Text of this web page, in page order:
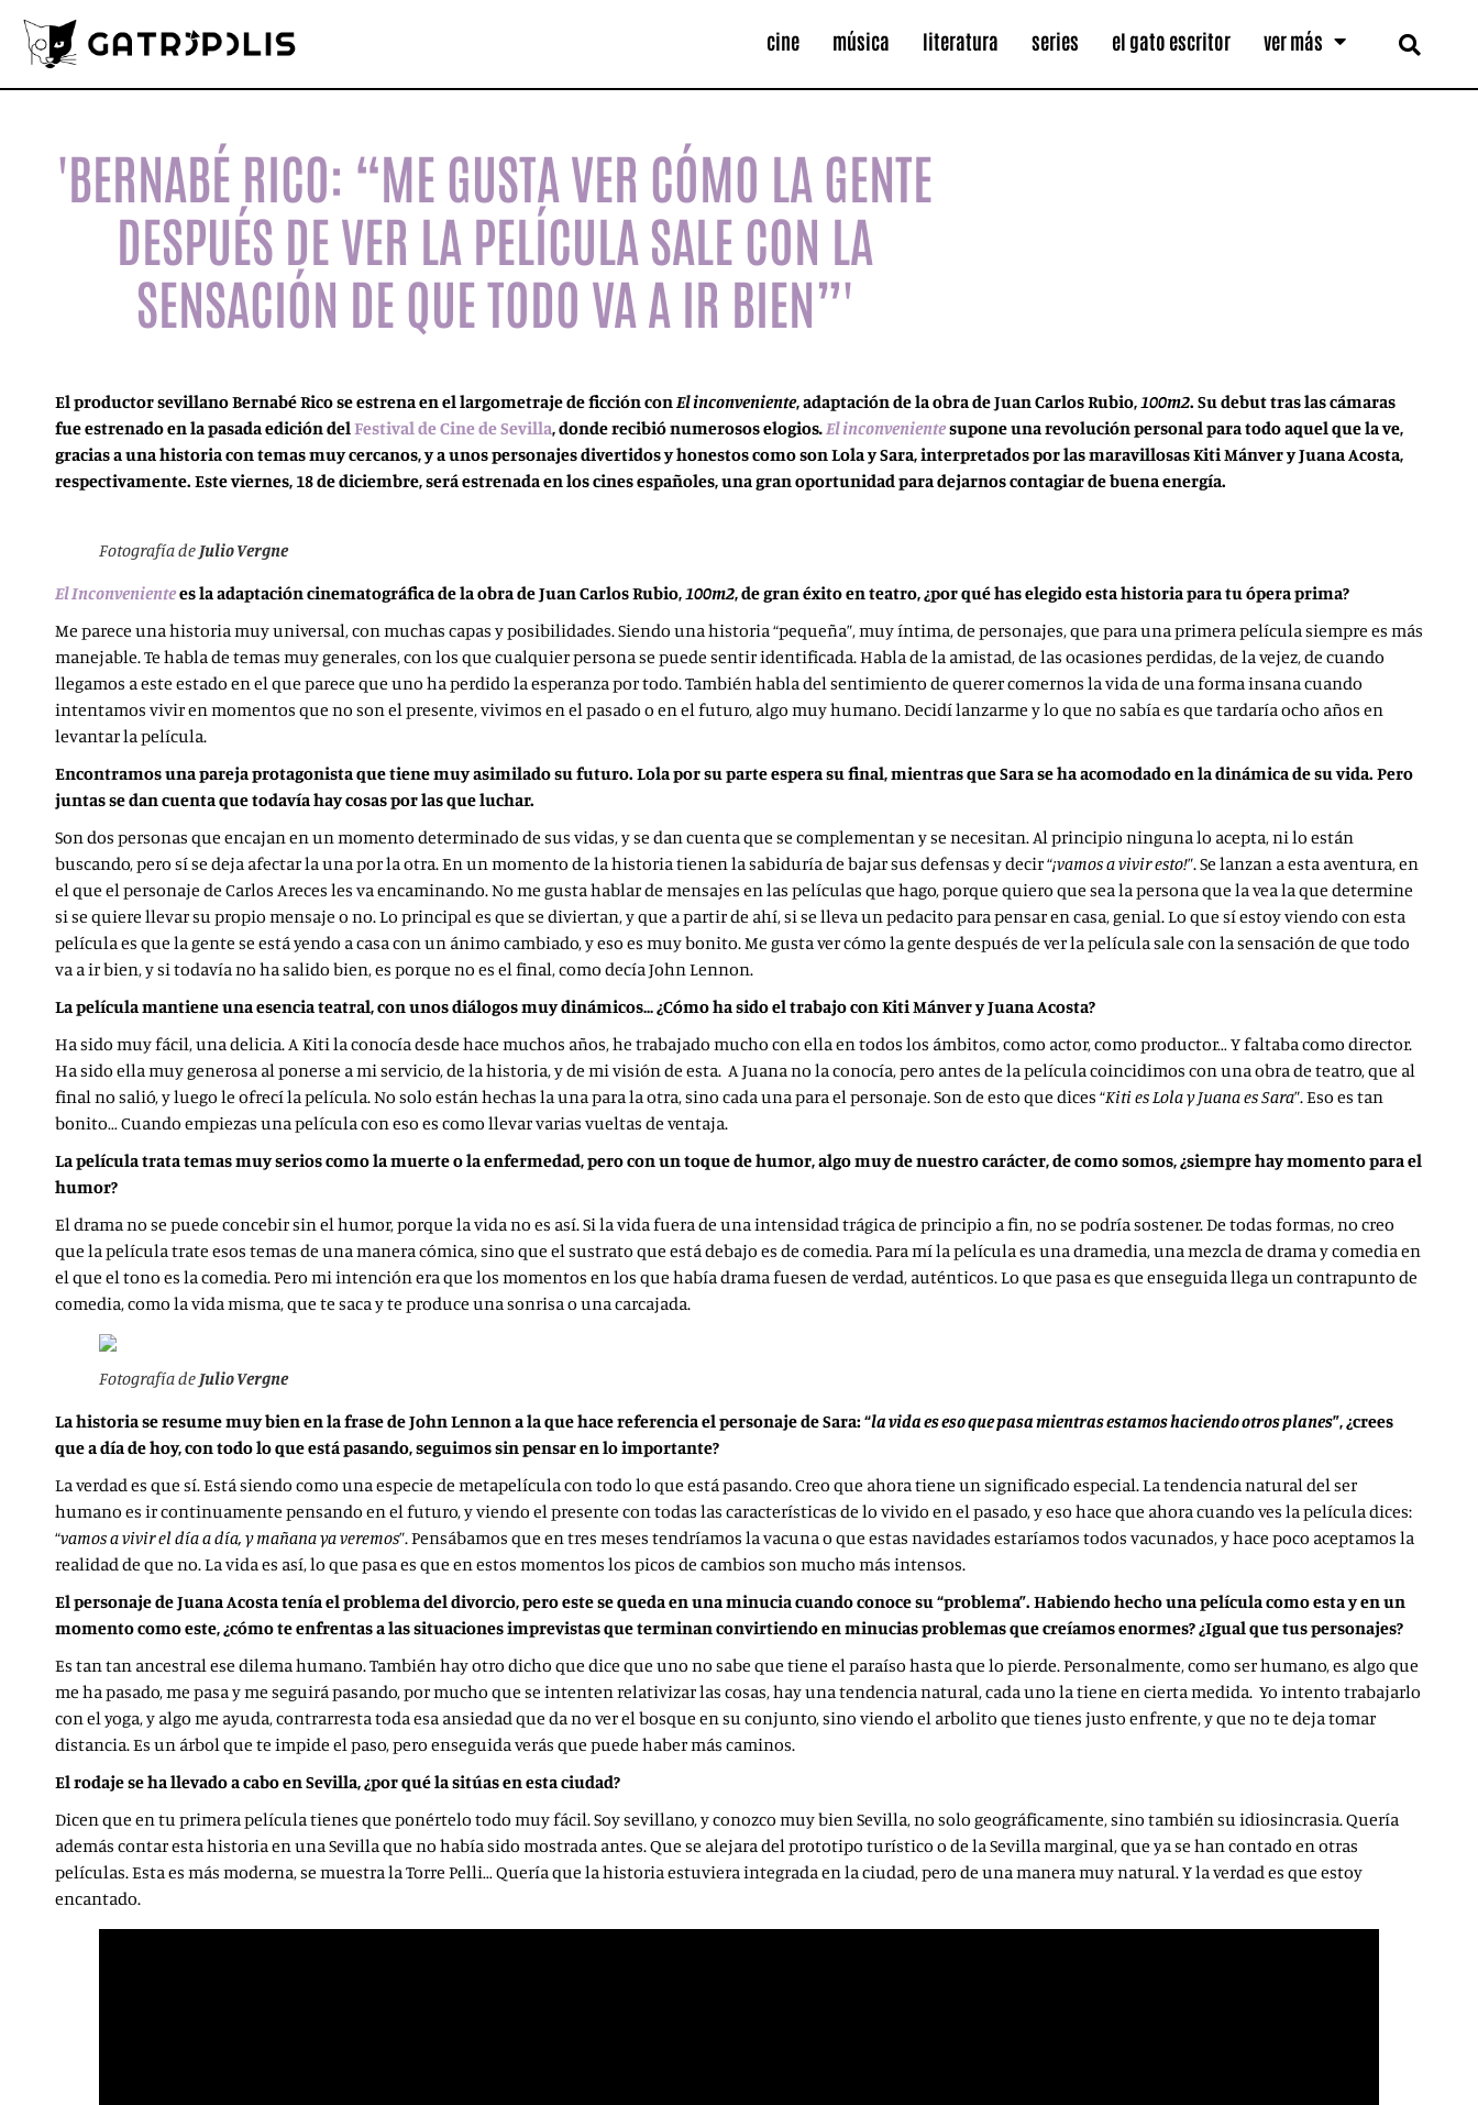
cine música literatura series el gato escritor ver más
'BERNABÉ RICO: “ME GUSTA VER CÓMO LA GENTE
DESPUÉS DE VER LA PELÍCULA SALE CON LA
SENSACIÓN DE QUE TODO VA A IR BIEN”'
El productor sevillano Bernabé Rico se estrena en el largometraje de ficción conEl inconveniente, adaptación de la obra de Juan Carlos Rubio,100m2. Su debut tras las cámaras
fue estrenado en la pasada edición delFestival de Cine de Sevilla, donde recibió numerosos elogios.El inconvenientesupone una revolución personal para todo aquel que la ve,
gracias a una historia con temas muy cercanos, y a unos personajes divertidos y honestos como son Lola y Sara, interpretados por las maravillosas Kiti Mánver y Juana Acosta,
respectivamente. Este viernes, 18 de diciembre, será estrenada en los cines españoles, una gran oportunidad para dejarnos contagiar de buena energía.
Fotografía de Julio Vergne
El Inconvenientees la adaptación cinematográfica de la obra de Juan Carlos Rubio,100m2, de gran éxito en teatro, ¿por qué has elegido esta historia para tu ópera prima?
Me parece una historia muy universal, con muchas capas y posibilidades. Siendo una historia “pequeña”, muy íntima, de personajes, que para una primera película siempre es más
manejable. Te habla de temas muy generales, con los que cualquier persona se puede sentir identificada. Habla de la amistad, de las ocasiones perdidas, de la vejez, de cuando
llegamos a este estado en el que parece que uno ha perdido la esperanza por todo. También habla del sentimiento de querer comernos la vida de una forma insana cuando
intentamos vivir en momentos que no son el presente, vivimos en el pasado o en el futuro, algo muy humano. Decidí lanzarme y lo que no sabía es que tardaría ocho años en
levantar la película.
Encontramos una pareja protagonista que tiene muy asimilado su futuro. Lola por su parte espera su final, mientras que Sara se ha acomodado en la dinámica de su vida. Pero
juntas se dan cuenta que todavía hay cosas por las que luchar.
Son dos personas que encajan en un momento determinado de sus vidas, y se dan cuenta que se complementan y se necesitan. Al principio ninguna lo acepta, ni lo están
buscando, pero sí se deja afectar la una por la otra. En un momento de la historia tienen la sabiduría de bajar sus defensas y decir “¡vamos a vivir esto!”. Se lanzan a esta aventura, en
el que el personaje de Carlos Areces les va encaminando. No me gusta hablar de mensajes en las películas que hago, porque quiero que sea la persona que la vea la que determine
si se quiere llevar su propio mensaje o no. Lo principal es que se diviertan, y que a partir de ahí, si se lleva un pedacito para pensar en casa, genial. Lo que sí estoy viendo con esta
película es que la gente se está yendo a casa con un ánimo cambiado, y eso es muy bonito. Me gusta ver cómo la gente después de ver la película sale con la sensación de que todo
va a ir bien, y si todavía no ha salido bien, es porque no es el final, como decía John Lennon.
La película mantiene una esencia teatral, con unos diálogos muy dinámicos… ¿Cómo ha sido el trabajo con Kiti Mánver y Juana Acosta?
Ha sido muy fácil, una delicia. A Kiti la conocía desde hace muchos años, he trabajado mucho con ella en todos los ámbitos, como actor, como productor… Y faltaba como director.
Ha sido ella muy generosa al ponerse a mi servicio, de la historia, y de mi visión de esta. A Juana no la conocía, pero antes de la película coincidimos con una obra de teatro, que al
final no salió, y luego le ofrecí la película. No solo están hechas la una para la otra, sino cada una para el personaje. Son de esto que dices “Kiti es Lola y Juana es Sara”. Eso es tan
bonito… Cuando empiezas una película con eso es como llevar varias vueltas de ventaja.
La película trata temas muy serios como la muerte o la enfermedad, pero con un toque de humor, algo muy de nuestro carácter, de como somos, ¿siempre hay momento para el
humor?
El drama no se puede concebir sin el humor, porque la vida no es así. Si la vida fuera de una intensidad trágica de principio a fin, no se podría sostener. De todas formas, no creo
que la película trate esos temas de una manera cómica, sino que el sustrato que está debajo es de comedia. Para mí la película es una dramedia, una mezcla de drama y comedia en
el que el tono es la comedia. Pero mi intención era que los momentos en los que había drama fuesen de verdad, auténticos. Lo que pasa es que enseguida llega un contrapunto de
comedia, como la vida misma, que te saca y te produce una sonrisa o una carcajada.
Fotografía de Julio Vergne
La historia se resume muy bien en la frase de John Lennon a la que hace referencia el personaje de Sara: “la vida es eso que pasa mientras estamos haciendo otros planes”, ¿crees
que a día de hoy, con todo lo que está pasando, seguimos sin pensar en lo importante?
La verdad es que sí. Está siendo como una especie de metapelícula con todo lo que está pasando. Creo que ahora tiene un significado especial. La tendencia natural del ser
humano es ir continuamente pensando en el futuro, y viendo el presente con todas las características de lo vivido en el pasado, y eso hace que ahora cuando ves la película dices:
“vamos a vivir el día a día, y mañana ya veremos”. Pensábamos que en tres meses tendríamos la vacuna o que estas navidades estaríamos todos vacunados, y hace poco aceptamos la
realidad de que no. La vida es así, lo que pasa es que en estos momentos los picos de cambios son mucho más intensos.
El personaje de Juana Acosta tenía el problema del divorcio, pero este se queda en una minucia cuando conoce su “problema”. Habiendo hecho una película como esta y en un
momento como este, ¿cómo te enfrentas a las situaciones imprevistas que terminan convirtiendo en minucias problemas que creíamos enormes? ¿Igual que tus personajes?
Es tan tan ancestral ese dilema humano. También hay otro dicho que dice que uno no sabe que tiene el paraíso hasta que lo pierde. Personalmente, como ser humano, es algo que
me ha pasado, me pasa y me seguirá pasando, por mucho que se intenten relativizar las cosas, hay una tendencia natural, cada uno la tiene en cierta medida. Yo intento trabajarlo
con el yoga, y algo me ayuda, contrarresta toda esa ansiedad que da no ver el bosque en su conjunto, sino viendo el arbolito que tienes justo enfrente, y que no te deja tomar
distancia. Es un árbol que te impide el paso, pero enseguida verás que puede haber más caminos.
El rodaje se ha llevado a cabo en Sevilla, ¿por qué la sitúas en esta ciudad?
Dicen que en tu primera película tienes que ponértelo todo muy fácil. Soy sevillano, y conozco muy bien Sevilla, no solo geográficamente, sino también su idiosincrasia. Quería
además contar esta historia en una Sevilla que no había sido mostrada antes. Que se alejara del prototipo turístico o de la Sevilla marginal, que ya se han contado en otras
películas. Esta es más moderna, se muestra la Torre Pelli… Quería que la historia estuviera integrada en la ciudad, pero de una manera muy natural. Y la verdad es que estoy
encantado.